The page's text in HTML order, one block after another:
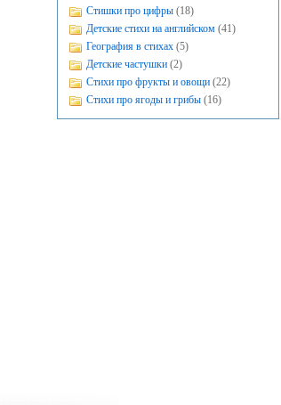
Стишки про цифры (18)
Детские стихи на английском (41)
География в стихах (5)
Детские частушки (2)
Стихи про фрукты и овощи (22)
Стихи про ягоды и грибы (16)